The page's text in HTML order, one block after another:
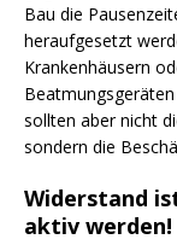
Bau die
heraufgesetzt
Krankenhäusern
sollten aber nicht
sondern die
Widerstand
aktiv werden!